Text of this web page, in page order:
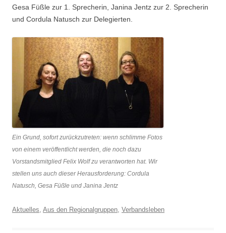
Gesa Füßle zur 1. Sprecherin, Janina Jentz zur 2. Sprecherin
und Cordula Natusch zur Delegierten.
Ein Grund, sofort zurückzutreten: wenn schlimme Fotos
von einem veröffentlicht werden, die noch dazu
Vorstandsmitglied Felix Wolf zu verantworten hat. Wir
stellen uns auch dieser Herausforderung: Cordula
Natusch, Gesa Füßle und Janina Jentz
Aktuelles, Aus den Regionalgruppen, Verbandsleben